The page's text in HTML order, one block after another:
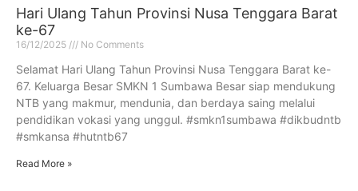
Hari Ulang Tahun Provinsi Nusa Tenggara Barat
ke-67
16/12/2025 No Comments
Selamat Hari Ulang Tahun Provinsi Nusa Tenggara Barat ke-
67. Keluarga Besar SMKN 1 Sumbawa Besar siap mendukung
NTB yang makmur, mendunia, dan berdaya saing melalui
pendidikan vokasi yang unggul. #smkn1sumbawa #dikbudntb
#smkansa #hutntb67
Read More »